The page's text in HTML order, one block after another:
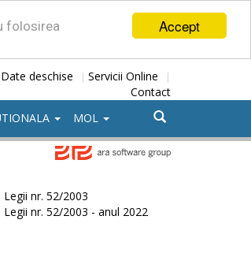
Accept
folosirea
Date deschise | Servicii Online |
Contact
MOL
nr. 52/2003
nr. 52/2003 - anul 2022